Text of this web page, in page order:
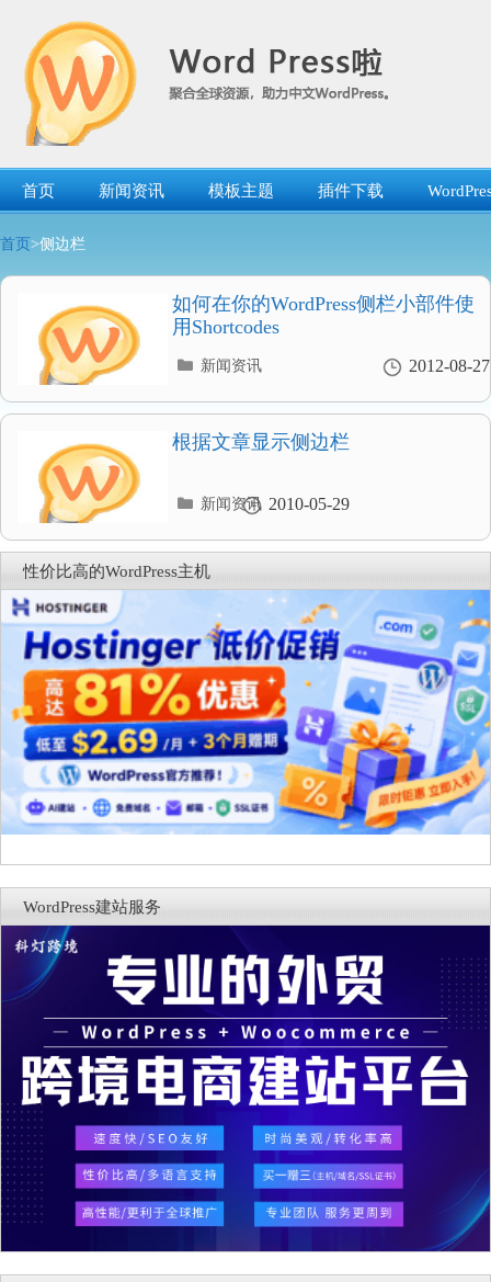
首页 新闻资讯 模板主题 插件下载
首页 >侧边栏
如何在你的WordPress侧栏小部件使
用Shortcodes
2012-08-27
分
录
新闻资讯
根据文章显示侧边栏
2010-05-29
分
录
新闻资讯
性价比高的WordPress主机
WordPress建站服务